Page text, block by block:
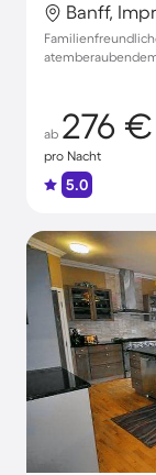
Banff,
ab 276 €
pro Nacht
5.0